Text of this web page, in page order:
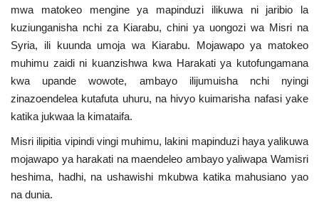
mwa matokeo mengine ya mapinduzi ilikuwa ni jaribio la
kuziunganisha nchi za Kiarabu, chini ya uongozi wa Misri na
Syria, ili kuunda umoja wa Kiarabu. Mojawapo ya matokeo
muhimu zaidi ni kuanzishwa kwa Harakati ya kutofungamana
kwa upande wowote, ambayo ilijumuisha nchi nyingi
zinazoendelea kutafuta uhuru, na hivyo kuimarisha nafasi yake
katika jukwaa la kimataifa.
Misri ilipitia vipindi vingi muhimu, lakini mapinduzi haya yalikuwa
mojawapo ya harakati na maendeleo ambayo yaliwapa Wamisri
heshima, hadhi, na ushawishi mkubwa katika mahusiano yao
na dunia.